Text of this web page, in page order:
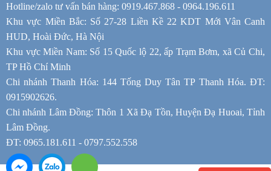
Hotline/zalo tư vấn bán hàng: 0919.467.868 - 0964.196.611
Khu vực Miền Bắc: Số 27-28 Liền Kề 22 KDT Mới Vân Canh
HUD, Hoài Đức, Hà Nội
Khu vực Miền Nam: Số 15 Quốc lộ 22, ấp Trạm Bơm, xã Củ Chi,
TP Hồ Chí Minh
Chi nhánh Thanh Hóa: 144 Tống Duy Tân TP Thanh Hóa. ĐT:
0915902626.
Chi nhánh Lâm Đồng: Thôn 1 Xã Đạ Tồn, Huyện Đạ Huoai, Tỉnh
Lâm Đồng.
ĐT: 0965.181.611 - 0797.552.558